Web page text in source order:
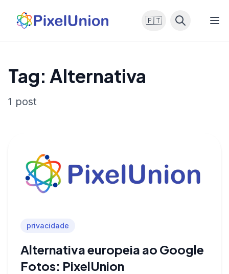
🇵🇹
Tag: Alternativa
1 post
privacidade
Alternativa europeia ao Google
Fotos: PixelUnion